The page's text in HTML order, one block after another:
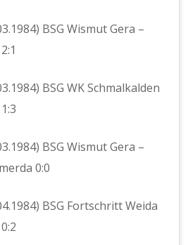
BSG Wismut Gera –
BSG WK Schmalkalden
BSG Wismut Gera –
0:0
BSG Fortschritt Weida